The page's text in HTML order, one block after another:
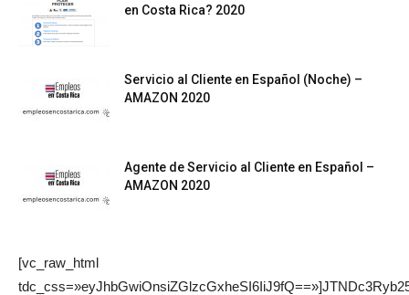
en Costa Rica? 2020
Servicio al Cliente en Español (Noche) –
AMAZON 2020
Agente de Servicio al Cliente en Español –
AMAZON 2020
[vc_raw_html